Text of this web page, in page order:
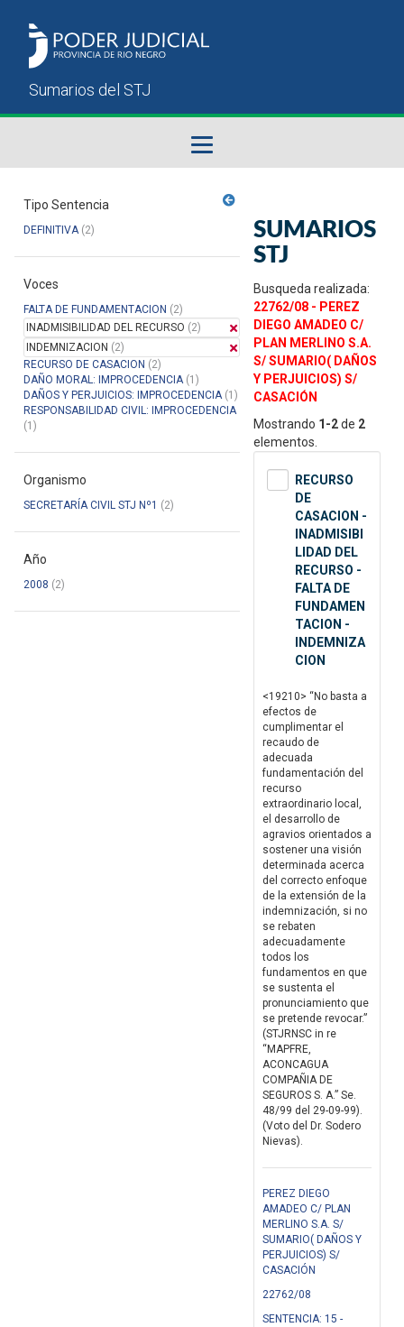
Sumarios del STJ
Manual del Usuario
Tipo Sentencia
DEFINITIVA(2)
Voces
FALTA DE FUNDAMENTACION (2)
INADMISIBILIDAD DEL RECURSO (2)
INDEMNIZACION (2)
RECURSO DE CASACION (2)
DAÑO MORAL: IMPROCEDENCIA(1)
DAÑOS Y PERJUICIOS: IMPROCEDENCIA(1)
RESPONSABILIDAD CIVIL: IMPROCEDENCIA
(1)
Organismo
SECRETARÍA CIVIL STJ Nº1 (2)
Año
2008 (2)
SUMARIOS
STJ
Busqueda realizada:
22762/08 - PEREZ
DIEGO AMADEO C/
PLAN MERLINO S.A.
S/ SUMARIO( DAÑOS
Y PERJUICIOS) S/
CASACIÓN
Mostrando 1-2de 2
elementos.
RECURSO
DE
CASACION -
INADMISIBI
LIDAD DEL
RECURSO -
FALTA DE
FUNDAMEN
TACION -
INDEMNIZA
CION
<19210> “No basta a
efectos de
cumplimentar el
recaudo de
adecuada
fundamentación del
recurso
extraordinario local,
el desarrollo de
agravios orientados a
sostener una visión
determinada acerca
del correcto enfoque
de la extensión de la
indemnización, si no
se rebaten
adecuadamente
todos los
fundamentos en que
se sustenta el
pronunciamiento que
se pretende revocar.”
(STJRNSC in re
“MAPFRE,
ACONCAGUA
COMPAÑIA DE
SEGUROS S. A.” Se.
48/99 del 29-09-99).
(Voto del Dr. Sodero
Nievas).
PEREZ DIEGO
AMADEO C/ PLAN
MERLINO S.A. S/
SUMARIO( DAÑOS Y
PERJUICIOS) S/
CASACIÓN
22762/08
SENTENCIA: 15 -